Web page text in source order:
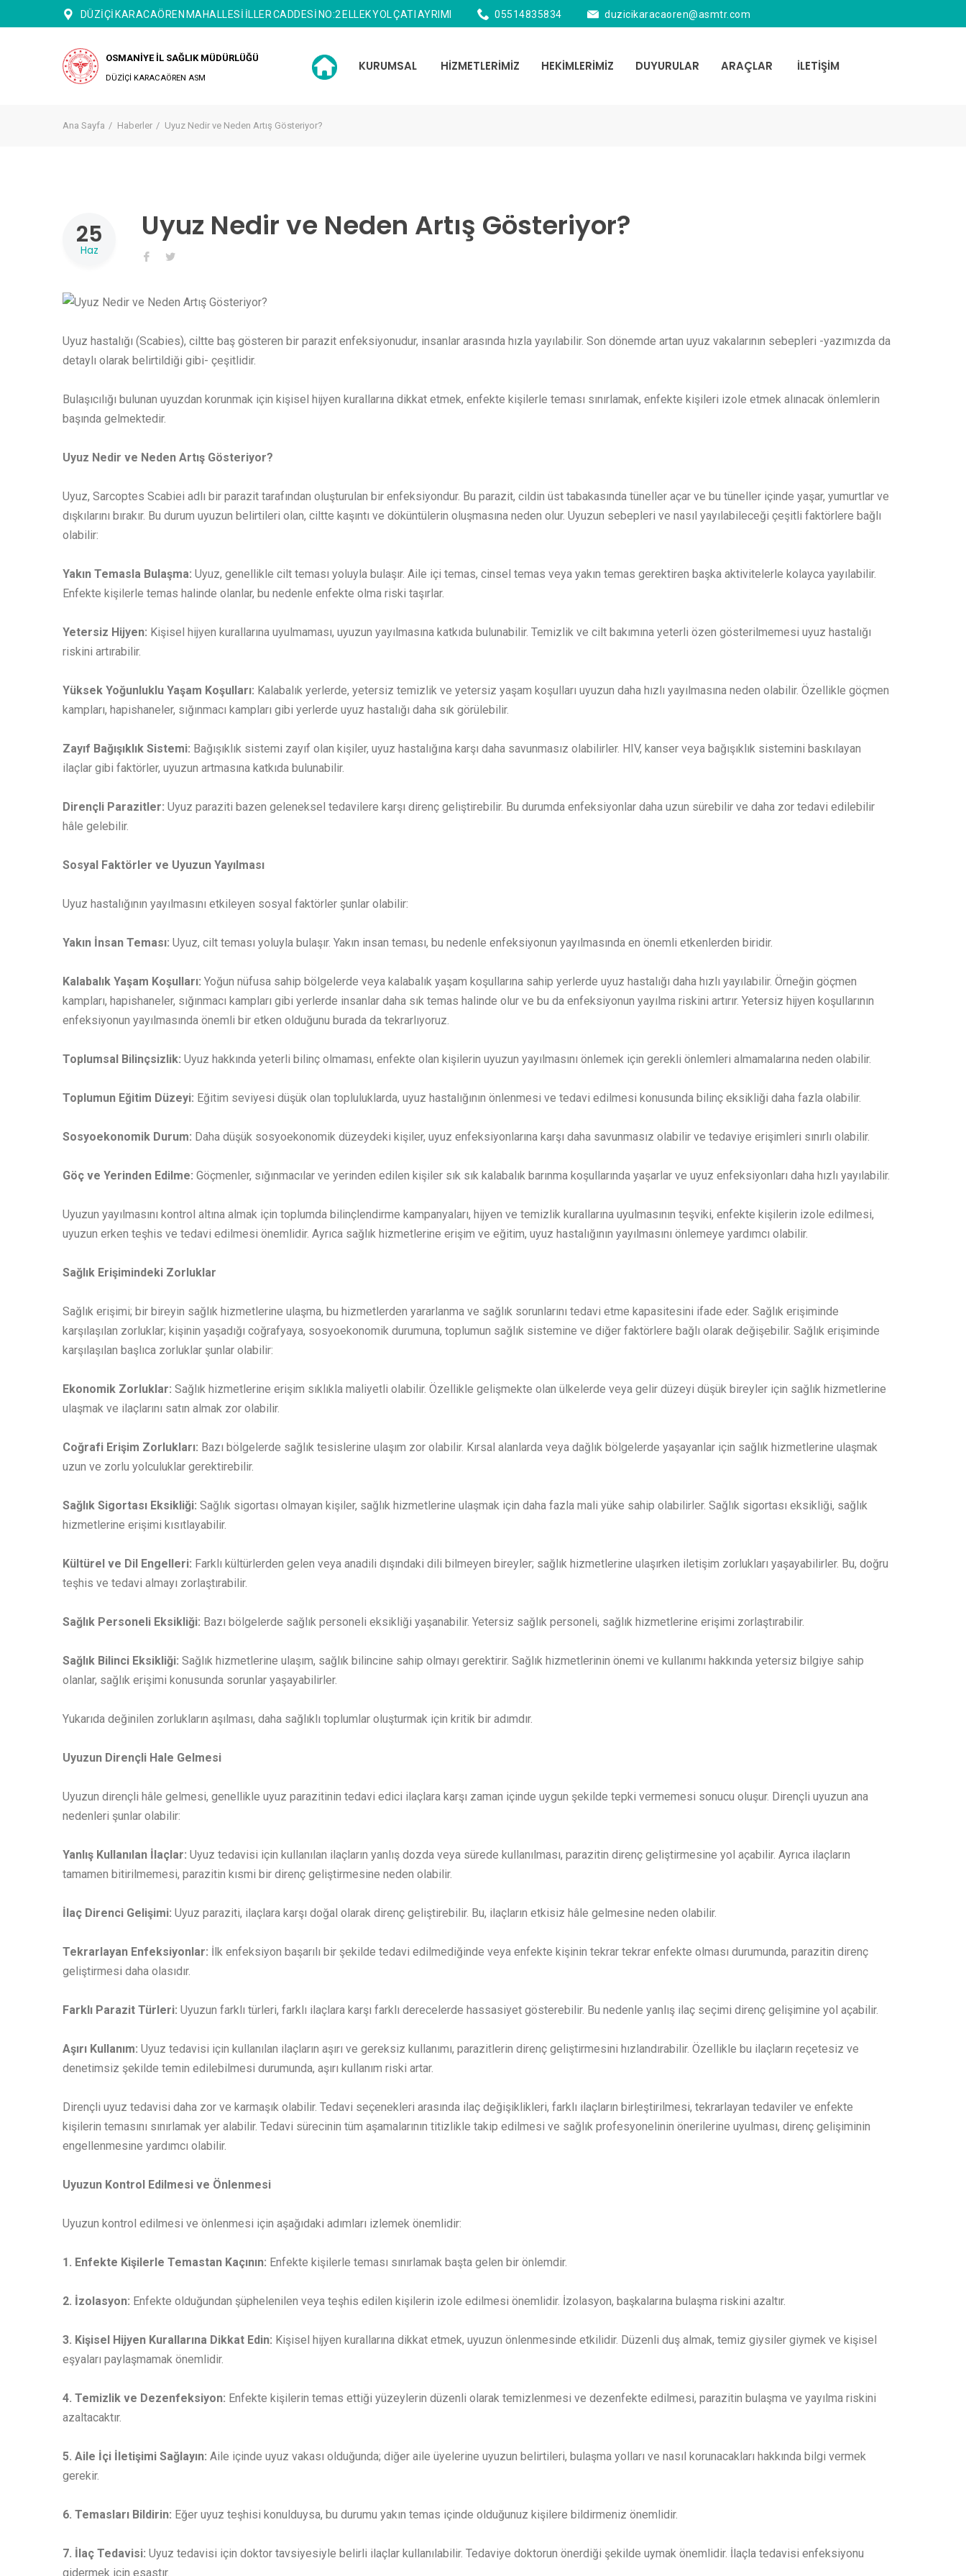
DÜZİÇİ KARACAÖREN MAHALLESİ İLLER CADDESİ NO:2 ELLEK YOL ÇATI AYRIMI 05514835834 duzicikaracaoren@asmtr.com
OSMANİYE İL SAĞLIK MÜDÜRLÜĞÜ
DÜZİÇİ KARACAÖREN ASM
KURUMSAL HİZMETLERİMİZ HEKİMLERİMİZ DUYURULAR ARAÇLAR İLETİŞİM
Ana Sayfa Haberler Uyuz Nedir ve Neden Artış Gösteriyor?
25
Haz
Uyuz Nedir ve Neden Artış Gösteriyor?
Uyuz hastalığı (Scabies), ciltte baş gösteren bir parazit enfeksiyonudur, insanlar arasında hızla yayılabilir. Son dönemde artan uyuz vakalarının sebepleri -yazımızda da
detaylı olarak belirtildiği gibi- çeşitlidir.
Bulaşıcılığı bulunan uyuzdan korunmak için kişisel hijyen kurallarına dikkat etmek, enfekte kişilerle teması sınırlamak, enfekte kişileri izole etmek alınacak önlemlerin
başında gelmektedir.
Uyuz Nedir ve Neden Artış Gösteriyor?
Uyuz, Sarcoptes Scabiei adlı bir parazit tarafından oluşturulan bir enfeksiyondur. Bu parazit, cildin üst tabakasında tüneller açar ve bu tüneller içinde yaşar, yumurtlar ve
dışkılarını bırakır. Bu durum uyuzun belirtileri olan, ciltte kaşıntı ve döküntülerin oluşmasına neden olur. Uyuzun sebepleri ve nasıl yayılabileceği çeşitli faktörlere bağlı
olabilir:
Yakın Temasla Bulaşma: Uyuz, genellikle cilt teması yoluyla bulaşır. Aile içi temas, cinsel temas veya yakın temas gerektiren başka aktivitelerle kolayca yayılabilir.
Enfekte kişilerle temas halinde olanlar, bu nedenle enfekte olma riski taşırlar.
Yetersiz Hijyen: Kişisel hijyen kurallarına uyulmaması, uyuzun yayılmasına katkıda bulunabilir. Temizlik ve cilt bakımına yeterli özen gösterilmemesi uyuz hastalığı
riskini artırabilir.
Yüksek Yoğunluklu Yaşam Koşulları: Kalabalık yerlerde, yetersiz temizlik ve yetersiz yaşam koşulları uyuzun daha hızlı yayılmasına neden olabilir. Özellikle göçmen
kampları, hapishaneler, sığınmacı kampları gibi yerlerde uyuz hastalığı daha sık görülebilir.
Zayıf Bağışıklık Sistemi: Bağışıklık sistemi zayıf olan kişiler, uyuz hastalığına karşı daha savunmasız olabilirler. HIV, kanser veya bağışıklık sistemini baskılayan
ilaçlar gibi faktörler, uyuzun artmasına katkıda bulunabilir.
Dirençli Parazitler: Uyuz paraziti bazen geleneksel tedavilere karşı direnç geliştirebilir. Bu durumda enfeksiyonlar daha uzun sürebilir ve daha zor tedavi edilebilir
hâle gelebilir.
Sosyal Faktörler ve Uyuzun Yayılması
Uyuz hastalığının yayılmasını etkileyen sosyal faktörler şunlar olabilir:
Yakın İnsan Teması: Uyuz, cilt teması yoluyla bulaşır. Yakın insan teması, bu nedenle enfeksiyonun yayılmasında en önemli etkenlerden biridir.
Kalabalık Yaşam Koşulları: Yoğun nüfusa sahip bölgelerde veya kalabalık yaşam koşullarına sahip yerlerde uyuz hastalığı daha hızlı yayılabilir. Örneğin göçmen
kampları, hapishaneler, sığınmacı kampları gibi yerlerde insanlar daha sık temas halinde olur ve bu da enfeksiyonun yayılma riskini artırır. Yetersiz hijyen koşullarının
enfeksiyonun yayılmasında önemli bir etken olduğunu burada da tekrarlıyoruz.
Toplumsal Bilinçsizlik: Uyuz hakkında yeterli bilinç olmaması, enfekte olan kişilerin uyuzun yayılmasını önlemek için gerekli önlemleri almamalarına neden olabilir.
Toplumun Eğitim Düzeyi: Eğitim seviyesi düşük olan topluluklarda, uyuz hastalığının önlenmesi ve tedavi edilmesi konusunda bilinç eksikliği daha fazla olabilir.
Sosyoekonomik Durum: Daha düşük sosyoekonomik düzeydeki kişiler, uyuz enfeksiyonlarına karşı daha savunmasız olabilir ve tedaviye erişimleri sınırlı olabilir.
Göç ve Yerinden Edilme: Göçmenler, sığınmacılar ve yerinden edilen kişiler sık sık kalabalık barınma koşullarında yaşarlar ve uyuz enfeksiyonları daha hızlı yayılabilir.
Uyuzun yayılmasını kontrol altına almak için toplumda bilinçlendirme kampanyaları, hijyen ve temizlik kurallarına uyulmasının teşviki, enfekte kişilerin izole edilmesi,
uyuzun erken teşhis ve tedavi edilmesi önemlidir. Ayrıca sağlık hizmetlerine erişim ve eğitim, uyuz hastalığının yayılmasını önlemeye yardımcı olabilir.
Sağlık Erişimindeki Zorluklar
Sağlık erişimi; bir bireyin sağlık hizmetlerine ulaşma, bu hizmetlerden yararlanma ve sağlık sorunlarını tedavi etme kapasitesini ifade eder. Sağlık erişiminde
karşılaşılan zorluklar; kişinin yaşadığı coğrafyaya, sosyoekonomik durumuna, toplumun sağlık sistemine ve diğer faktörlere bağlı olarak değişebilir. Sağlık erişiminde
karşılaşılan başlıca zorluklar şunlar olabilir:
Ekonomik Zorluklar: Sağlık hizmetlerine erişim sıklıkla maliyetli olabilir. Özellikle gelişmekte olan ülkelerde veya gelir düzeyi düşük bireyler için sağlık hizmetlerine
ulaşmak ve ilaçlarını satın almak zor olabilir.
Coğrafi Erişim Zorlukları: Bazı bölgelerde sağlık tesislerine ulaşım zor olabilir. Kırsal alanlarda veya dağlık bölgelerde yaşayanlar için sağlık hizmetlerine ulaşmak
uzun ve zorlu yolculuklar gerektirebilir.
Sağlık Sigortası Eksikliği: Sağlık sigortası olmayan kişiler, sağlık hizmetlerine ulaşmak için daha fazla mali yüke sahip olabilirler. Sağlık sigortası eksikliği, sağlık
hizmetlerine erişimi kısıtlayabilir.
Kültürel ve Dil Engelleri: Farklı kültürlerden gelen veya anadili dışındaki dili bilmeyen bireyler; sağlık hizmetlerine ulaşırken iletişim zorlukları yaşayabilirler. Bu, doğru
teşhis ve tedavi almayı zorlaştırabilir.
Sağlık Personeli Eksikliği: Bazı bölgelerde sağlık personeli eksikliği yaşanabilir. Yetersiz sağlık personeli, sağlık hizmetlerine erişimi zorlaştırabilir.
Sağlık Bilinci Eksikliği: Sağlık hizmetlerine ulaşım, sağlık bilincine sahip olmayı gerektirir. Sağlık hizmetlerinin önemi ve kullanımı hakkında yetersiz bilgiye sahip
olanlar, sağlık erişimi konusunda sorunlar yaşayabilirler.
Yukarıda değinilen zorlukların aşılması, daha sağlıklı toplumlar oluşturmak için kritik bir adımdır.
Uyuzun Dirençli Hale Gelmesi
Uyuzun dirençli hâle gelmesi, genellikle uyuz parazitinin tedavi edici ilaçlara karşı zaman içinde uygun şekilde tepki vermemesi sonucu oluşur. Dirençli uyuzun ana
nedenleri şunlar olabilir:
Yanlış Kullanılan İlaçlar: Uyuz tedavisi için kullanılan ilaçların yanlış dozda veya sürede kullanılması, parazitin direnç geliştirmesine yol açabilir. Ayrıca ilaçların
tamamen bitirilmemesi, parazitin kısmi bir direnç geliştirmesine neden olabilir.
İlaç Direnci Gelişimi: Uyuz paraziti, ilaçlara karşı doğal olarak direnç geliştirebilir. Bu, ilaçların etkisiz hâle gelmesine neden olabilir.
Tekrarlayan Enfeksiyonlar: İlk enfeksiyon başarılı bir şekilde tedavi edilmediğinde veya enfekte kişinin tekrar tekrar enfekte olması durumunda, parazitin direnç
geliştirmesi daha olasıdır.
Farklı Parazit Türleri: Uyuzun farklı türleri, farklı ilaçlara karşı farklı derecelerde hassasiyet gösterebilir. Bu nedenle yanlış ilaç seçimi direnç gelişimine yol açabilir.
Aşırı Kullanım: Uyuz tedavisi için kullanılan ilaçların aşırı ve gereksiz kullanımı, parazitlerin direnç geliştirmesini hızlandırabilir. Özellikle bu ilaçların reçetesiz ve
denetimsiz şekilde temin edilebilmesi durumunda, aşırı kullanım riski artar.
Dirençli uyuz tedavisi daha zor ve karmaşık olabilir. Tedavi seçenekleri arasında ilaç değişiklikleri, farklı ilaçların birleştirilmesi, tekrarlayan tedaviler ve enfekte
kişilerin temasını sınırlamak yer alabilir. Tedavi sürecinin tüm aşamalarının titizlikle takip edilmesi ve sağlık profesyonelinin önerilerine uyulması, direnç gelişiminin
engellenmesine yardımcı olabilir.
Uyuzun Kontrol Edilmesi ve Önlenmesi
Uyuzun kontrol edilmesi ve önlenmesi için aşağıdaki adımları izlemek önemlidir:
1. Enfekte Kişilerle Temastan Kaçının: Enfekte kişilerle teması sınırlamak başta gelen bir önlemdir.
2. İzolasyon: Enfekte olduğundan şüphelenilen veya teşhis edilen kişilerin izole edilmesi önemlidir. İzolasyon, başkalarına bulaşma riskini azaltır.
3. Kişisel Hijyen Kurallarına Dikkat Edin: Kişisel hijyen kurallarına dikkat etmek, uyuzun önlenmesinde etkilidir. Düzenli duş almak, temiz giysiler giymek ve kişisel
eşyaları paylaşmamak önemlidir.
4. Temizlik ve Dezenfeksiyon: Enfekte kişilerin temas ettiği yüzeylerin düzenli olarak temizlenmesi ve dezenfekte edilmesi, parazitin bulaşma ve yayılma riskini
azaltacaktır.
5. Aile İçi İletişimi Sağlayın: Aile içinde uyuz vakası olduğunda; diğer aile üyelerine uyuzun belirtileri, bulaşma yolları ve nasıl korunacakları hakkında bilgi vermek
gerekir.
6. Temasları Bildirin: Eğer uyuz teşhisi konulduysa, bu durumu yakın temas içinde olduğunuz kişilere bildirmeniz önemlidir.
7. İlaç Tedavisi: Uyuz tedavisi için doktor tavsiyesiyle belirli ilaçlar kullanılabilir. Tedaviye doktorun önerdiği şekilde uymak önemlidir. İlaçla tedavisi enfeksiyonu
gidermek için esastır.